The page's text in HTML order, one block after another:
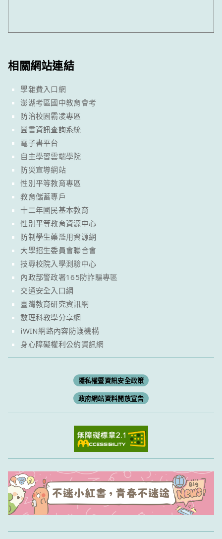
相關網站連結
學雜費入口網
澎湖考區國中教育會考
防治校園霸凌專區
圖書資訊查詢系統
電子書平台
自主學習雲端學院
防災宣導網站
性別平等教育專區
教育儲蓄專戶
十二年國民基本教育
性別平等教育資源中心
防制學生藥濫用資源網
大學招生委員會聯合會
技專校院入學測驗中心
內政部警政署165防詐騙專區
交通安全入口網
臺灣教育研究資訊網
數理科教學分享網
iWIN網路內容防護機構
身心障礙權利公約資訊網
隱私權暨資訊安全政策
政府網站資料開放宣告